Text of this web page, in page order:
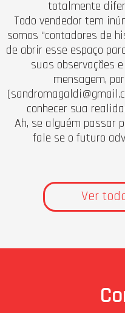
totalmente
Todo vendedor tem
somos “contadores de
de abrir esse espaço
suas observações
mensagem,
(
conhecer sua
Ah, se alguém passar
fale se o futuro
Ver